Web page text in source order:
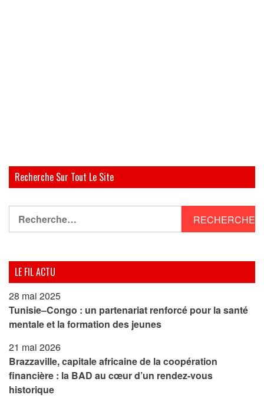
Recherche Sur Tout Le Site
LE FIL ACTU
28 mai 2025
Tunisie–Congo : un partenariat renforcé pour la santé
mentale et la formation des jeunes
21 mai 2026
Brazzaville, capitale africaine de la coopération
financière : la BAD au cœur d’un rendez-vous
historique